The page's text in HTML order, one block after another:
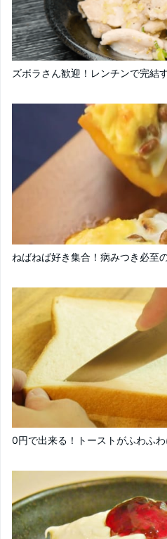
ズボラさん歓迎！レンチンで完結
ねばねば好き集合！病みつき必至
0円で出来る！トーストがふわふ